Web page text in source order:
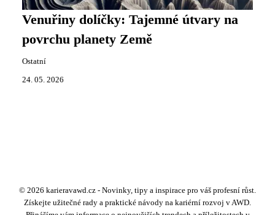
Venuřiny dolíčky: Tajemné útvary na
povrchu planety Země
Ostatní
24. 05. 2026
© 2026 karieravawd.cz - Novinky, tipy a inspirace pro váš profesní růst.
Získejte užitečné rady a praktické návody na kariérní rozvoj v AWD.